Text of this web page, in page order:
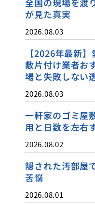
が見た真実
2026.08.03
【2026年最新
敷片付け業者お
場と失敗しない
2026.08.03
一軒家のゴミ屋
用と日数を左右
2026.08.02
隠された汚部屋
苦悩
2026.08.01